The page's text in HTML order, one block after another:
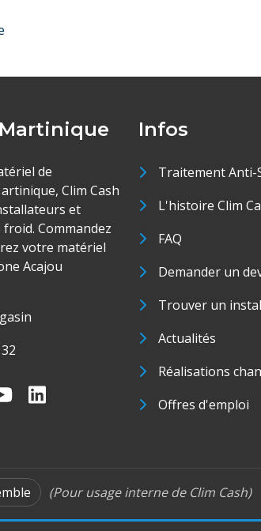
de
Clim Cash
et
Commandez
votre matériel
Acajou
Infos
Traitement Anti-
L'histoire Clim
FAQ
Demander un
Trouver un
Actualités
Réalisations
Offres d'emploi
(Pour usage interne de Clim Cash)